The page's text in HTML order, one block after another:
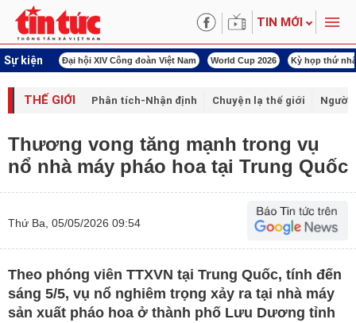
TIN MỚI
Sự kiện
ngày đêm Đại hội XIV Công đoàn Việt Nam World Cup 2026 Kỳ họp thứ
THẾ GIỚI Phân tích-Nhận định Chuyện lạ thế giới Người
Thương vong tăng mạnh trong vụ
nổ nhà máy pháo hoa tại Trung Quốc
Thứ Ba, 05/05/2026 09:54
Theo phóng viên TTXVN tại Trung Quốc, tính đến
sáng 5/5, vụ nổ nghiêm trọng xảy ra tại nhà máy
sản xuất pháo hoa ở thành phố Lưu Dương tỉnh